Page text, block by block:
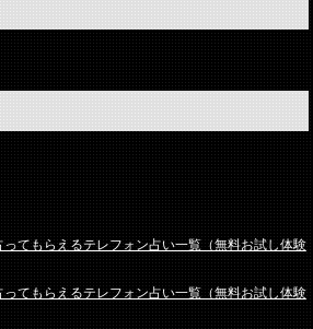
てもらえるテレフォン占い一覧（無料お試し体験
てもらえるテレフォン占い一覧（無料お試し体験